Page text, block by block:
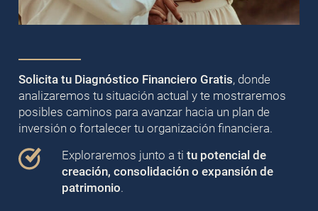
Solicita tu Diagnóstico Financiero Gratis, donde
analizaremos tu situación actual y te mostraremos
posibles caminos para avanzar hacia un plan de
inversión o fortalecer tu organización financiera.
Exploraremos junto a ti tu potencial de
creación, consolidación o expansión de
patrimonio.